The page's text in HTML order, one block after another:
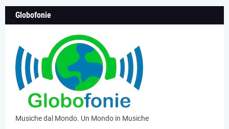
Globofonie
Musiche dal Mondo. Un Mondo in Musiche